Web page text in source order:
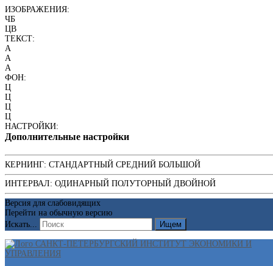
ИЗОБРАЖЕНИЯ:
ЧБ
ЦВ
ТЕКСТ:
A
A
A
ФОН:
Ц
Ц
Ц
Ц
НАСТРОЙКИ:
Дополнительные настройки
КЕРНИНГ: СТАНДАРТНЫЙ СРЕДНИЙ БОЛЬШОЙ
ИНТЕРВАЛ: ОДИНАРНЫЙ ПОЛУТОРНЫЙ ДВОЙНОЙ
Версия для слабовидящих
Перейти на обычную версию
Искать...
Ищем